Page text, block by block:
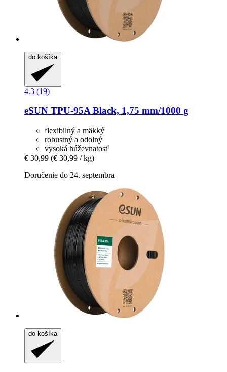
do košíka
4.3 (19)
eSUN TPU-​95A Black, 1,75 mm/1000 g
flexibilný a mäkký
robustný a odolný
vysoká húževnatosť
€ 30,99 (€ 30,99 / kg)
Doručenie do 24. septembra
do košíka